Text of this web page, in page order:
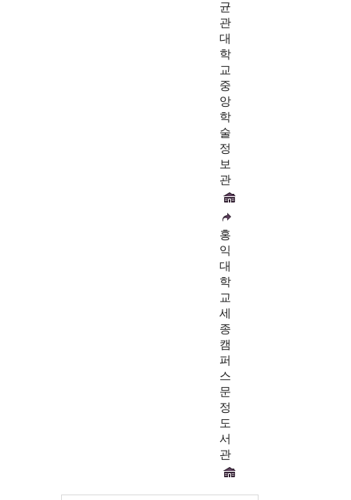
균
관
대
학
교
중
앙
학
술
정
보
관
홍
익
대
학
교
세
종
캠
퍼
스
문
정
도
서
관